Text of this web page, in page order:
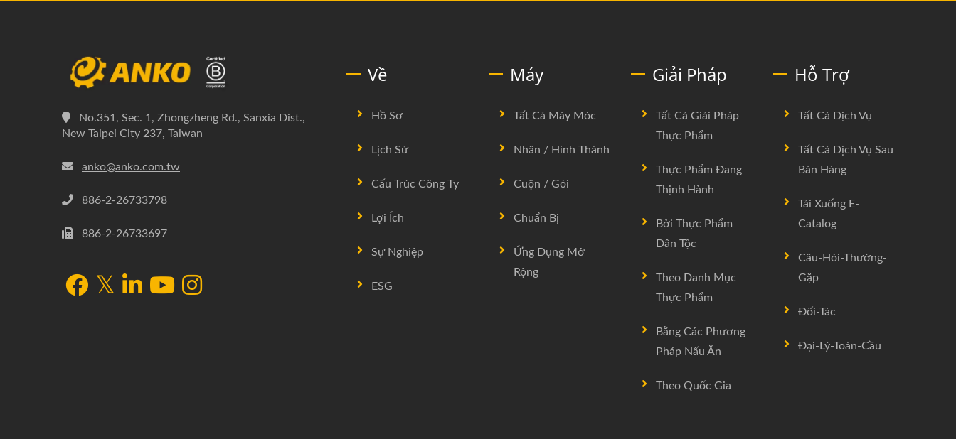
No.351, Sec. 1, Zhongzheng Rd., Sanxia Dist.,
New Taipei City 237, Taiwan
anko@anko.com.tw
886-2-26733798
886-2-26733697
Về
Hồ Sơ
Lịch Sử
Cấu Trúc Công Ty
Lợi Ích
Sự Nghiệp
ESG
Máy
Tất Cả Máy Móc
Nhân / Hình Thành
Cuộn / Gói
Chuẩn Bị
Ứng Dụng Mở
Rộng
Giải Pháp
Tất Cả Giải Pháp
Thực Phẩm
Thực Phẩm Đang
Thịnh Hành
Bởi Thực Phẩm
Dân Tộc
Theo Danh Mục
Thực Phẩm
Bằng Các Phương
Pháp Nấu Ăn
Theo Quốc Gia
Hỗ Trợ
Tất Cả Dịch Vụ
Tất Cả Dịch Vụ Sau
Bán Hàng
Tải Xuống E-
Catalog
Câu-Hỏi-Thường-
Gặp
Đối-Tác
Đại-Lý-Toàn-Cầu